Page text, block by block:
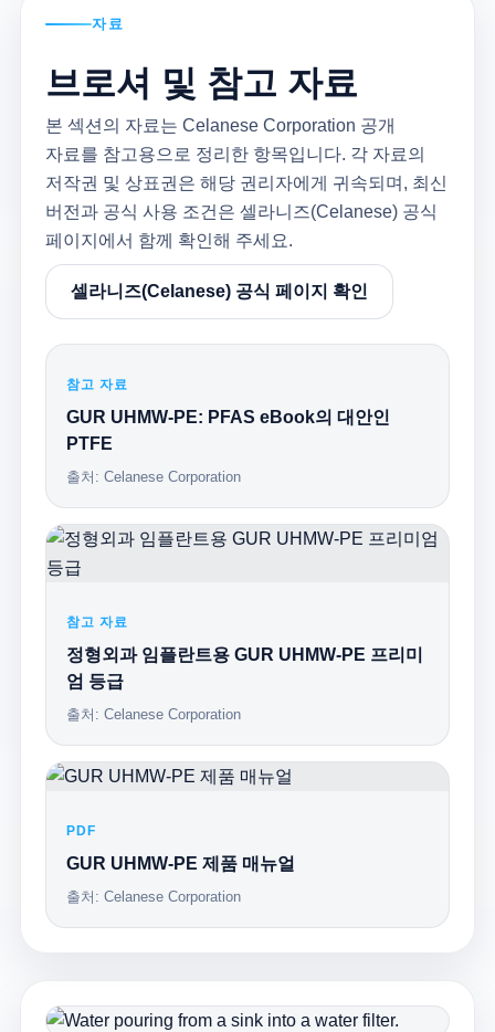
자료
브로셔 및 참고 자료
본 섹션의 자료는 Celanese Corporation 공개
자료를 참고용으로 정리한 항목입니다. 각 자료의
저작권 및 상표권은 해당 권리자에게 귀속되며, 최신
버전과 공식 사용 조건은 셀라니즈(Celanese) 공식
페이지에서 함께 확인해 주세요.
셀라니즈(Celanese) 공식 페이지 확인
참고 자료
GUR UHMW-PE: PFAS eBook의 대안인
PTFE
출처: Celanese Corporation
참고 자료
정형외과 임플란트용 GUR UHMW-PE 프리미
엄 등급
출처: Celanese Corporation
PDF
GUR UHMW-PE 제품 매뉴얼
출처: Celanese Corporation